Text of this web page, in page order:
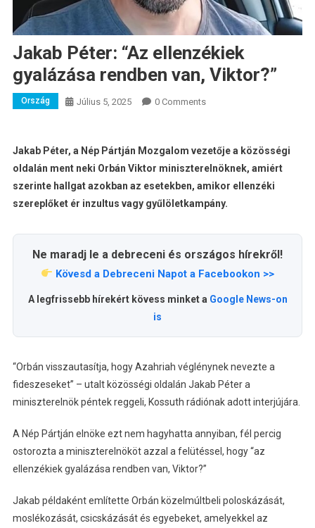
Jakab Péter: “Az ellenzékiek
gyalázása rendben van, Viktor?”
Ország Július 5, 2025 0 Comments
Jakab Péter, a Nép Pártján Mozgalom vezetője a közösségi
oldalán ment neki Orbán Viktor miniszterelnöknek, amiért
szerinte hallgat azokban az esetekben, amikor ellenzéki
szereplőket ér inzultus vagy gyűlöletkampány.
Ne maradj le a debreceni és országos hírekről!
Kövesd a Debreceni Napot a Facebookon >>
A legfrissebb hírekért kövess minket a Google News-on
is
“Orbán visszautasítja, hogy Azahriah véglénynek nevezte a
fideszeseket” – utalt közösségi oldalán Jakab Péter a
miniszterelnök péntek reggeli, Kossuth rádiónak adott interjújára.
A Nép Pártján elnöke ezt nem hagyhatta annyiban, fél percig
ostorozta a miniszterelnököt azzal a felütéssel, hogy “az
ellenzékiek gyalázása rendben van, Viktor?”
Jakab példaként említette Orbán közelmúltbeli poloskázását,
moslékozását, csicskázását és egyebeket, amelyekkel az